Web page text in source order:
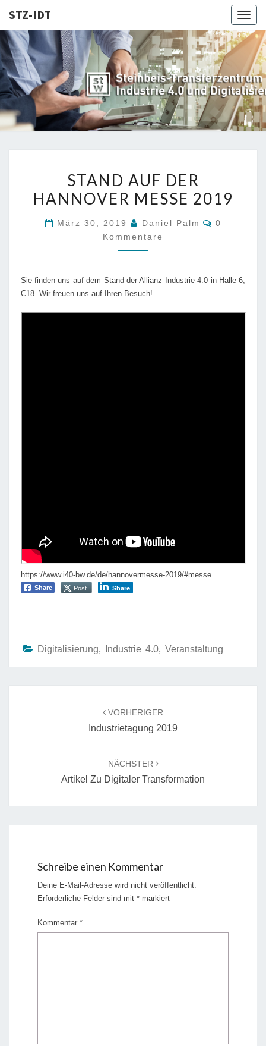
STZ-IDT
STZ-
IDT
Steinbeis-
Transferzentrum
für Industrie 4.0
und
Digitalisierung
AUF
DER
STAND AUF DER
HANNOVER MESSE 2019
März 30, 2019 Daniel Palm
0
Kommentare
Sie finden uns auf dem Stand der Allianz Industrie 4.0 in Halle 6,
C18. Wir freuen uns auf Ihren Besuch!
https://www.i40-bw.de/de/hannovermesse-2019/#messe
Share Post Share
Digitalisierung, Industrie 4.0, Veranstaltung
VORHERIGER
Industrietagung 2019
NÄCHSTER
Artikel Zu Digitaler Transformation
Schreibe einen Kommentar
Deine E-Mail-Adresse wird nicht veröffentlicht.
Erforderliche Felder sind mit * markiert
Kommentar *